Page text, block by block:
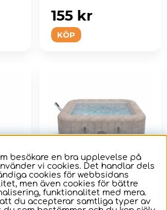
KÖP
155 kr
LAY-Z-SPA Rome 4-
besökare en bra upplevelse på
vi cookies. Det handlar dels
cookies för webbsidans
men även cookies för bättre
funktionalitet med mera.
du accepterar samtliga typer av